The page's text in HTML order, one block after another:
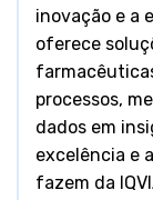
inovação e a
oferece
processos,
dados em
excelência e
fazem da